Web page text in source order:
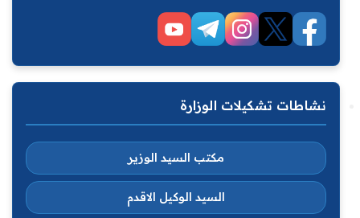
نشاطات تشكيلات الوزارة
مكتب السيد الوزير
السيد الوكيل الاقدم